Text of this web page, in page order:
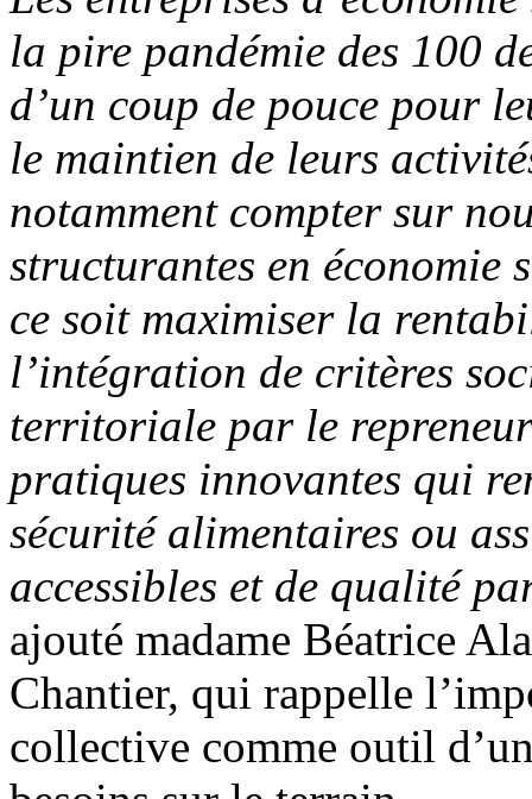
la pire pandémie des 100
d’un coup de pouce pour
le maintien de leurs
notamment compter sur
structurantes en économie
ce soit maximiser la
l’intégration de critères
territoriale par le
pratiques innovantes qui
sécurité alimentaires ou
accessibles et de qualité
ajouté madame Béatrice
Chantier, qui rappelle
collective comme outil